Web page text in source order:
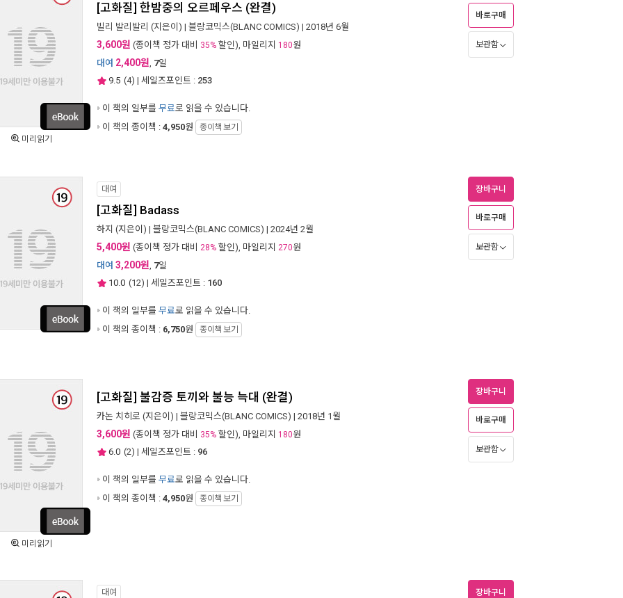
미리읽기
[고화질] 한밤중의 오르페우스 (완결)
빌리 발리발리 (지은이) | 블랑코믹스(BLANC COMICS) | 2018년 6월
3,600원 (종이책 정가 대비 35% 할인), 마일리지 180원
대여 2,400원, 7일
9.5 (4) | 세일즈포인트 : 253
이 책의 일부를 무료로 읽을 수 있습니다.
이 책의 종이책 : 4,950원 종이책 보기
바로구매
보관함
대여
[고화질] Badass
하지 (지은이) | 블랑코믹스(BLANC COMICS) | 2024년 2월
5,400원 (종이책 정가 대비 28% 할인), 마일리지 270원
대여 3,200원, 7일
10.0 (12) | 세일즈포인트 : 160
이 책의 일부를 무료로 읽을 수 있습니다.
이 책의 종이책 : 6,750원 종이책 보기
장바구니
바로구매
보관함
미리읽기
[고화질] 불감증 토끼와 불능 늑대 (완결)
카논 치히로 (지은이) | 블랑코믹스(BLANC COMICS) | 2018년 1월
3,600원 (종이책 정가 대비 35% 할인), 마일리지 180원
6.0 (2) | 세일즈포인트 : 96
이 책의 일부를 무료로 읽을 수 있습니다.
이 책의 종이책 : 4,950원 종이책 보기
장바구니
바로구매
보관함
대여 장바구니